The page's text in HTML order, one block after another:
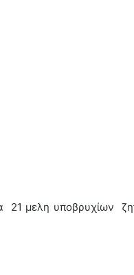
21 μελη υποβρυχίων